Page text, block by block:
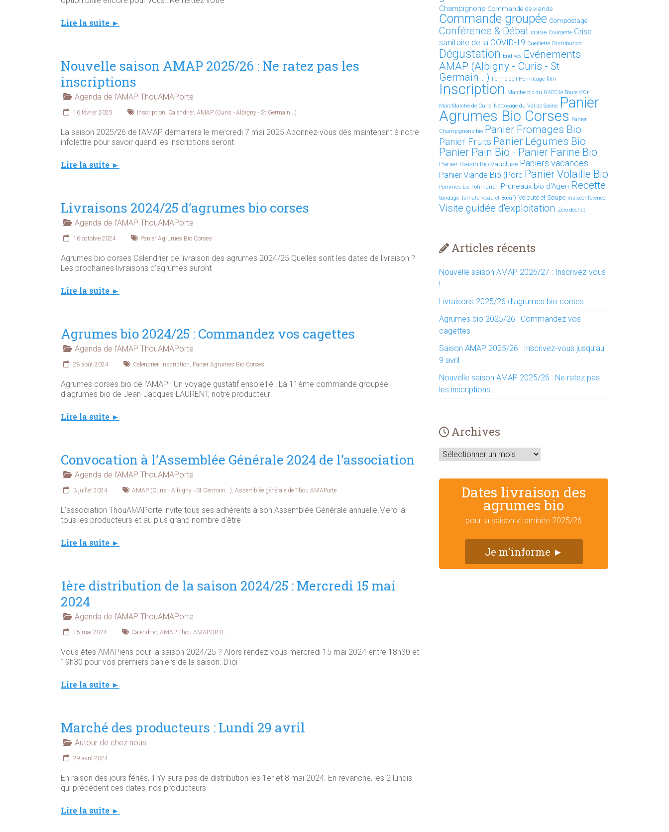
Lire la suite ►
Nouvelle saison AMAP 2025/26 : Ne ratez pas les
inscriptions
Agenda de l'AMAP ThouAMAPorte
16 février 2025 Inscription, Calendrier, AMAP (Curis - Albigny - St Germain...)
La saison 2025/26 de l'AMAP démarrera le mercredi 7 mai 2025.Abonnez-vous dès maintenant à notre
infolettre pour savoir quand les inscriptions seront
Lire la suite ►
Livraisons 2024/25 d’agrumes bio corses
Agenda de l'AMAP ThouAMAPorte
16 octobre 2024 Panier Agrumes Bio Corses
Agrumes bio corses Calendrier de livraison des agrumes 2024/25 Quelles sont les dates de livraison ?
Les prochaines livraisons d’agrumes auront
Lire la suite ►
Agrumes bio 2024/25 : Commandez vos cagettes
Agenda de l'AMAP ThouAMAPorte
28 août 2024 Calendrier, Inscription, Panier Agrumes Bio Corses
Agrumes corses bio de l'AMAP : Un voyage gustatif ensoleillé ! La 11ème commande groupée
d'agrumes bio de Jean-Jacques LAURENT, notre producteur
Lire la suite ►
Convocation à l’Assemblée Générale 2024 de l’association
Agenda de l'AMAP ThouAMAPorte
3 juillet 2024 AMAP (Curis - Albigny - St Germain...), Assemblée générale de Thou AMAPorte
L’association ThouAMAPorte invite tous ses adhérents à son Assemblée Générale annuelle.Merci à
tous les producteurs et au plus grand nombre d’être
Lire la suite ►
1ère distribution de la saison 2024/25 : Mercredi 15 mai
2024
Agenda de l'AMAP ThouAMAPorte
15 mai 2024 Calendrier, AMAP Thou AMAPORTE
Vous êtes AMAPiens pour la saison 2024/25 ? Alors rendez-vous mercredi 15 mai 2024 entre 18h30 et
19h30 pour vos premiers paniers de la saison. D'ici
Lire la suite ►
Marché des producteurs : Lundi 29 avril
Autour de chez nous
29 avril 2024
En raison des jours fériés, il n’y aura pas de distribution les 1er et 8 mai 2024. En revanche, les 2 lundis
qui précèdent ces dates, nos producteurs
Lire la suite ►
Champignons Commande de viande
Commande groupée Compostage
Conférence & Débat corse Courgette Crise
sanitaire de la COVID-19 Cueillette Distribution
Dégustation Endives Evénements
AMAP (Albigny - Curis - St
Germain...) Ferme de l'Hermitage film
Inscription Marché bio du GAEC le Boule d’Or
MarcMarché de Curis Nettoyage du Val de Saône Panier
Agrumes Bio Corses Panier
Champignons bio Panier Fromages Bio
Panier Fruits Panier Légumes Bio
Panier Pain Bio - Panier Farine Bio
Panier Raisin Bio Vaucluse Paniers vacances
Panier Viande Bio (Porc Panier Volaille Bio
Pommes bio Potimarron Pruneaux bio d’Agen Recette
Sondage Tomate Veau et Bœuf) Velouté et Soupe Visioconférence
Visite guidée d'exploitation Zéro déchet
Articles récents
Nouvelle saison AMAP 2026/27 : Inscrivez-vous
!
Livraisons 2025/26 d’agrumes bio corses
Agrumes bio 2025/26 : Commandez vos
cagettes
Saison AMAP 2025/26 : Inscrivez-vous jusqu’au
9 avril
Nouvelle saison AMAP 2025/26 : Ne ratez pas
les inscriptions
Archives
Archives
Dates livraison des
agrumes bio
pour la saison vitaminée 2025/26
Je m'informe ►